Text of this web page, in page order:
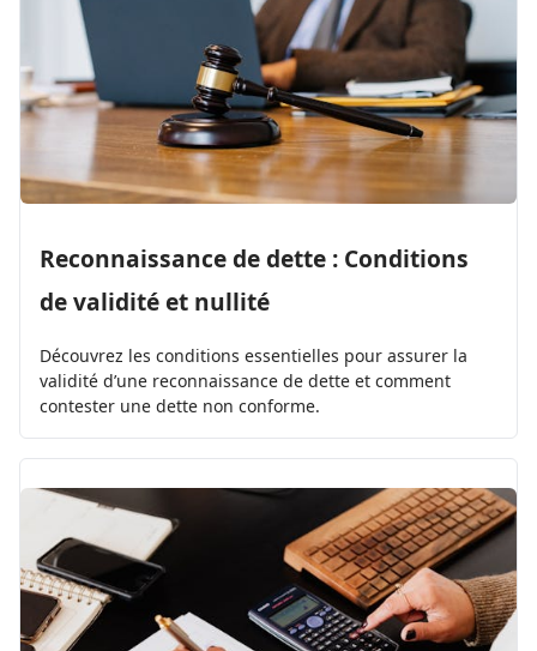
Reconnaissance de dette : Conditions
de validité et nullité
Découvrez les conditions essentielles pour assurer la
validité d’une reconnaissance de dette et comment
contester une dette non conforme.